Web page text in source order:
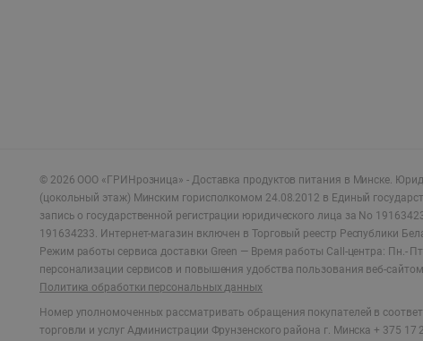
© 2026 ООО «ГРИНрозница» - Доставка продуктов питания в Минске.
(цокольный этаж) Минским горисполкомом 24.08.2012 в Единый
запись о государственной регистрации юридического лица за No
191634233. Интернет-магазин включен в Торговый реестр Республики
Режим работы сервиса доставки Green — Время работы Call-центра: Пн.-
персонализации сервисов и повышения удобства пользования веб-
Политика обработки персональных данных
Номер уполномоченных рассматривать обращения покупателей в
торговли и услуг Администрации Фрунзенского района г. Минска + 375 17